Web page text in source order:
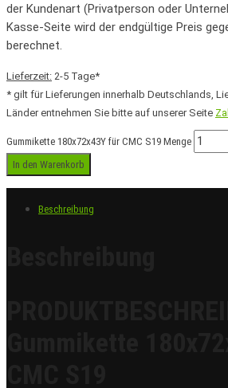
der Kundenart (Privatperson oder
Kasse-Seite wird der endgültige Preis
berechnet.
Lieferzeit: 2-5 Tage*
* gilt für Lieferungen innerhalb Deutschlands,
Länder entnehmen Sie bitte auf unserer Seite
Gummikette 180x72x43Y für CMC S19 Menge
In den Warenkorb
Beschreibung